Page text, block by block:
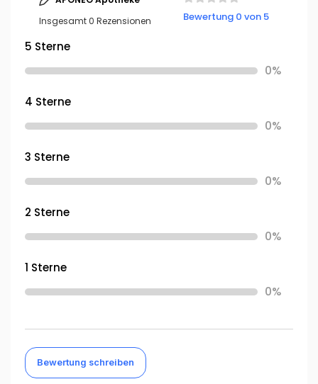
Insgesamt 0 Rezensionen
Bewertung 0 von 5
5 Sterne
0%
4 Sterne
0%
3 Sterne
0%
2 Sterne
0%
1 Sterne
0%
Bewertung schreiben